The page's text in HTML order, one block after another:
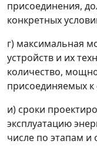
присоединения,
конкретных
г) максимальная
устройств и их
количество,
присоединяемых
и) сроки
эксплуатацию
числе по этапам и